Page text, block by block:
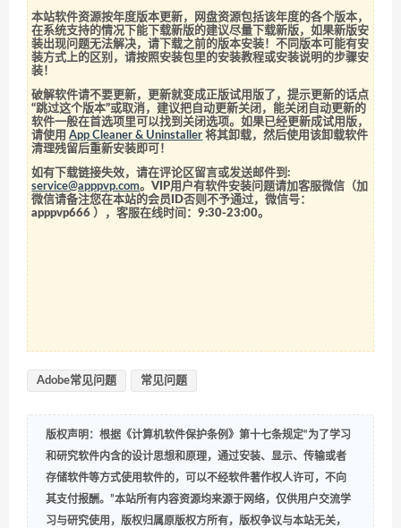
本站软件资源按年度版本更新，网盘资源包括该年度的各个版本，
在系统支持的情况下能下载新版的建议尽量下载新版，如果新版安
装出现问题无法解决，请下载之前的版本安装！不同版本可能有安
装方式上的区别，请按照安装包里的安装教程或安装说明的步骤安
装！
破解软件请不要更新，更新就变成正版试用版了，提示更新的话点
“跳过这个版本”或取消，建议把自动更新关闭，能关闭自动更新的
软件一般在首选项里可以找到关闭选项。如果已经更新成试用版，
请使用App Cleaner & Uninstaller 将其卸载，然后使用该卸载软件
清理残留后重新安装即可！
如有下载链接失效，请在评论区留言或发送邮件到:
service@apppvp.com。VIP用户有软件安装问题请加客服微信（加
微信请备注您在本站的会员ID否则不予通过，微信号：
apppvp666 ），客服在线时间：9:30-23:00。
Adobe常见问题 常见问题
版权声明：根据《计算机软件保护条例》第十七条规定“为了学习
和研究软件内含的设计思想和原理，通过安装、显示、传输或者
存储软件等方式使用软件的，可以不经软件著作权人许可，不向
其支付报酬。”本站所有内容资源均来源于网络，仅供用户交流学
习与研究使用，版权归属原版权方所有，版权争议与本站无关，